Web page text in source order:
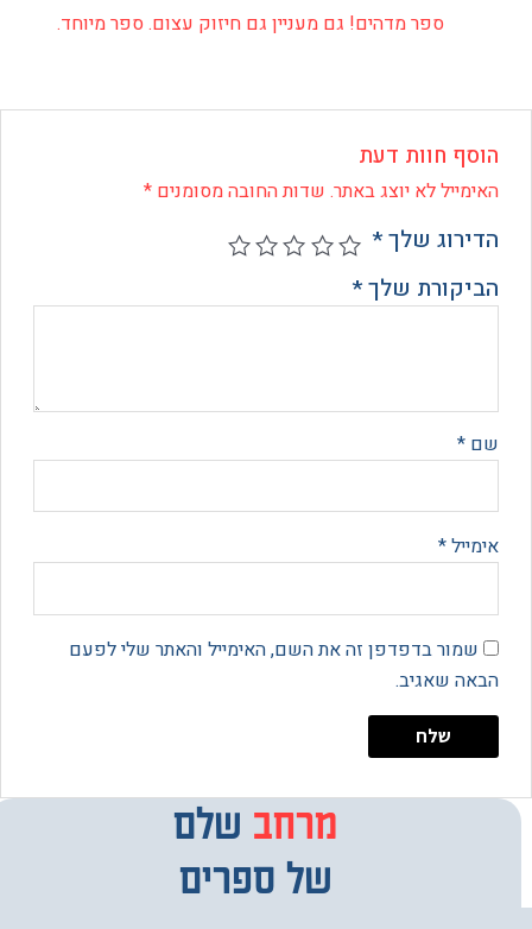
ספר מדהים! גם מעניין גם חיזוק עצום. ספר מיוחד.
חוות דעת
לא יוצג באתר.שדות החובה מסומנים*
שלך*
שלך*
בדפדפן זה את השם, האימייל והאתר שלי לפעם
שאגיב.
מרחב
מבחר
שלם
של ספרים